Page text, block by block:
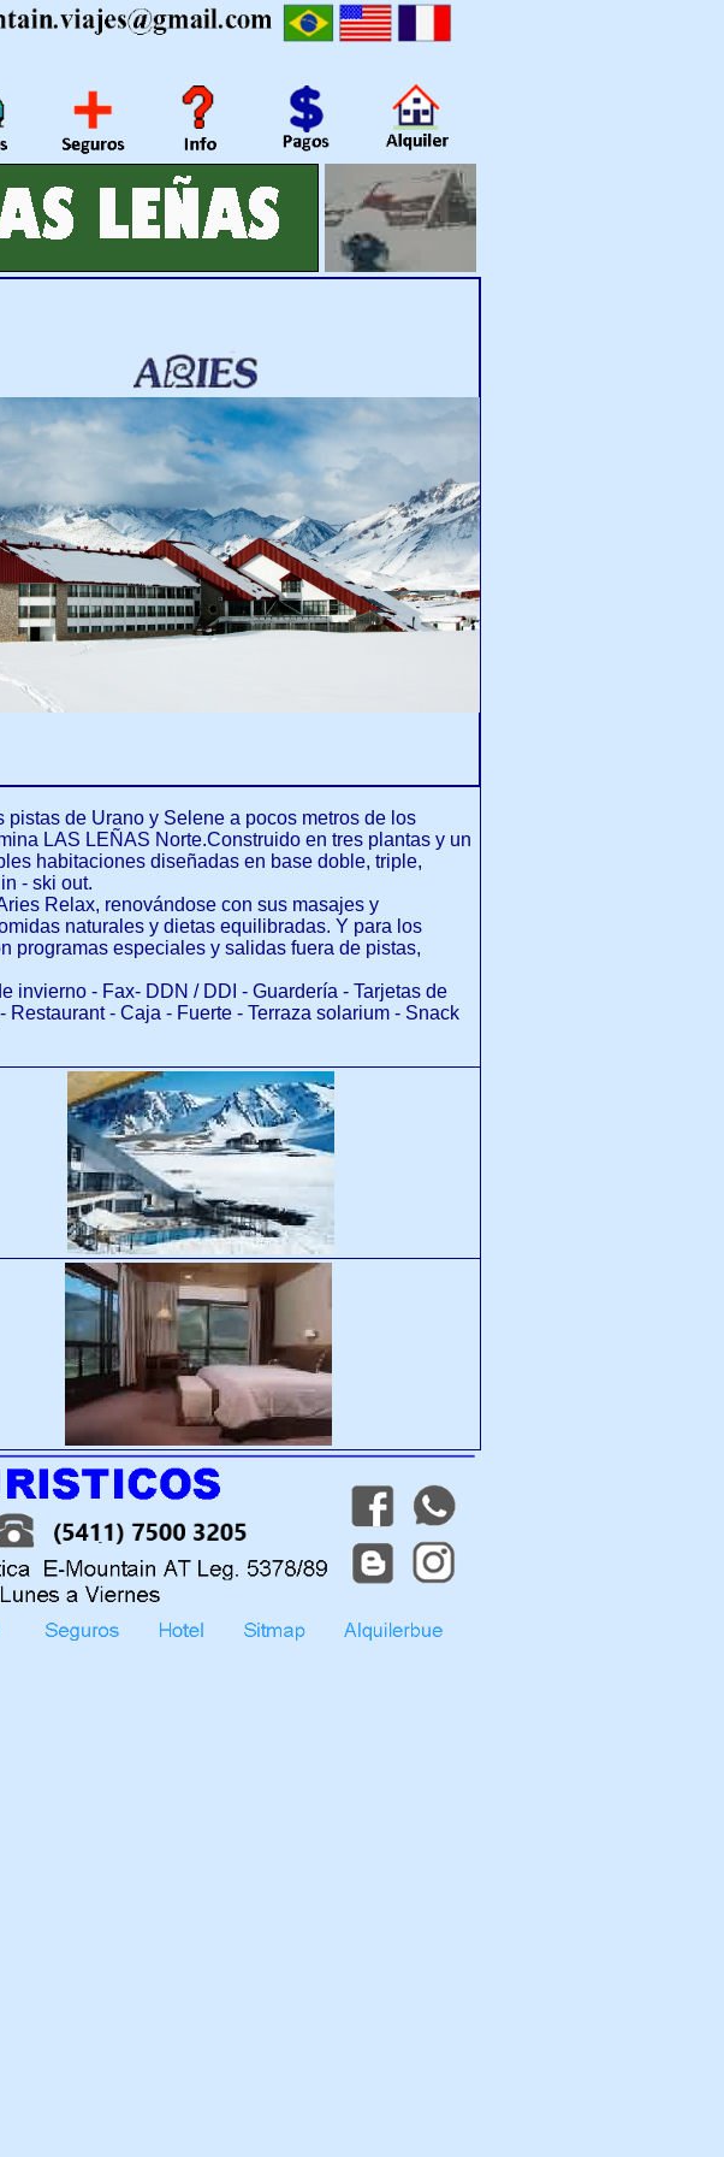
de Urano y Selene a pocos metros de los
LAS LEÑAS Norte.Construido en tres plantas y un
habitaciones diseñadas en base doble, triple,
- ski out.
Relax, renovándose con sus masajes y
naturales y dietas equilibradas. Y para los
programas especiales y salidas fuera de pistas,
- Fax- DDN / DDI - Guardería - Tarjetas de
- Caja - Fuerte - Terraza solarium - Snack